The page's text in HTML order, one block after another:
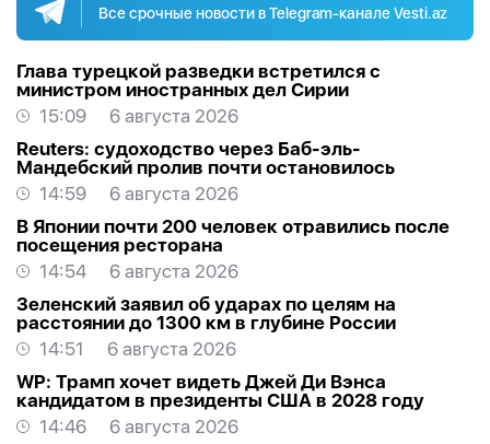
Все срочные новости в Telegram-канале Vesti.az
Глава турецкой разведки встретился с
министром иностранных дел Сирии
15:09
6 августа 2026
Reuters: судоходство через Баб-эль-
Мандебский пролив почти остановилось
14:59
6 августа 2026
В Японии почти 200 человек отравились после
посещения ресторана
14:54
6 августа 2026
Зеленский заявил об ударах по целям на
расстоянии до 1300 км в глубине России
14:51
6 августа 2026
WP: Трамп хочет видеть Джей Ди Вэнса
кандидатом в президенты США в 2028 году
14:46
6 августа 2026